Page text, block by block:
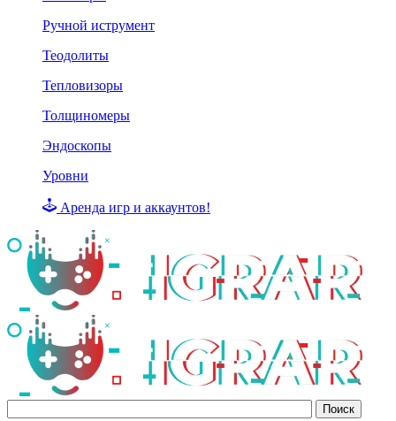
Ручной иструмент
Теодолиты
Тепловизоры
Толщиномеры
Эндоскопы
Уровни
Аренда игр и аккаунтов!